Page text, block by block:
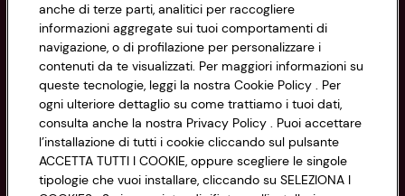
Privacy Policy
Cookie Policy
Impostazioni Cookie
Accessibilità
CONAD SOCIETÀ COOPERATIVA
Via Michelino, 59 | 40127 BOLOGNA
Codice Fiscale e Registro Imprese
di Bologna 00865960157
PARTITA IVA 03320960374
anche di terze parti, analitici per raccogliere
informazioni aggregate sui tuoi comportamenti di
navigazione, o di profilazione per personalizzare i
contenuti da te visualizzati. Per maggiori informazioni su
queste tecnologie, leggi la nostra Cookie Policy . Per
ogni ulteriore dettaglio su come trattiamo i tuoi dati,
consulta anche la nostra Privacy Policy . Puoi accettare
l’installazione di tutti i cookie cliccando sul pulsante
ACCETTA TUTTI I COOKIE, oppure scegliere le singole
tipologie che vuoi installare, cliccando su SELEZIONA I